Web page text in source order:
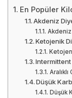
En Popüler
Akdeniz
Ketojenik
Intermittent
Düşük
Düşük